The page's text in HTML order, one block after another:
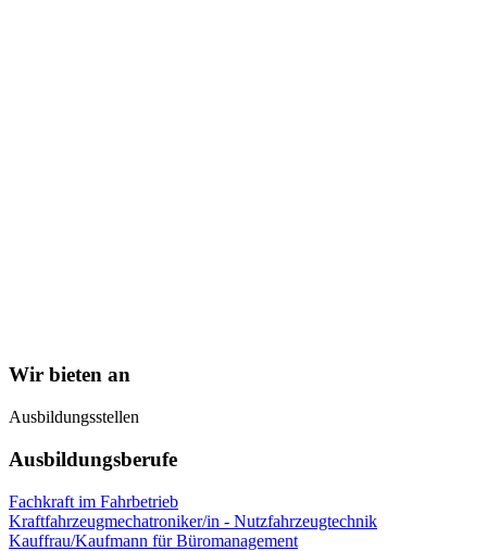
Wir bieten an
Ausbildungsstellen
Ausbildungsberufe
Fachkraft im Fahrbetrieb
Kraftfahrzeugmechatroniker/in - Nutzfahrzeugtechnik
Kauffrau/Kaufmann für Büromanagement